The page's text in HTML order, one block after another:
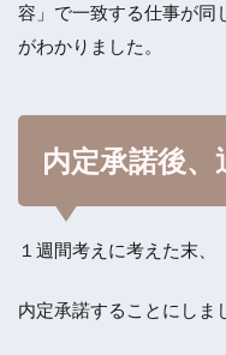
容」で一致する仕事が同
がわかりました。
内定承諾後
１週間考えに考えた末、
内定承諾することにしま